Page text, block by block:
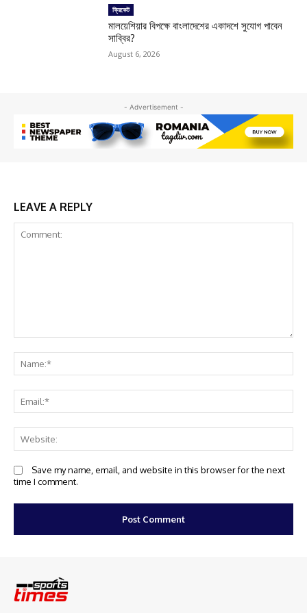
ক্রিকেট
মালয়েশিয়ার বিপক্ষে বাংলাদেশের একাদশে সুযোগ পাবেন
সাব্বির?
August 6, 2026
- Advertisement -
LEAVE A REPLY
Comment:
Save my name, email, and website in this browser for the next
time I comment.